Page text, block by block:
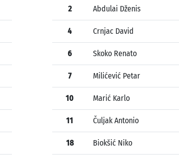
2 Abdulai Dženis
4 Crnjac David
6 Skoko Renato
7 Milićević Petar
10 Marić Karlo
11 Čuljak Antonio
18 Biokšić Niko